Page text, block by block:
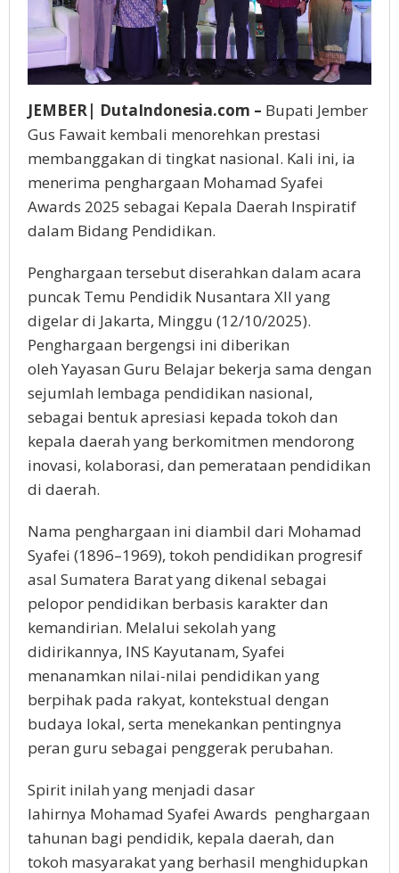
JEMBER| DutaIndonesia.com – Bupati Jember
Gus Fawait kembali menorehkan prestasi
membanggakan di tingkat nasional. Kali ini, ia
menerima penghargaan Mohamad Syafei
Awards 2025 sebagai Kepala Daerah Inspiratif
dalam Bidang Pendidikan.
Penghargaan tersebut diserahkan dalam acara
puncak Temu Pendidik Nusantara XII yang
digelar di Jakarta, Minggu (12/10/2025).
Penghargaan bergengsi ini diberikan
oleh Yayasan Guru Belajar bekerja sama dengan
sejumlah lembaga pendidikan nasional,
sebagai bentuk apresiasi kepada tokoh dan
kepala daerah yang berkomitmen mendorong
inovasi, kolaborasi, dan pemerataan pendidikan
di daerah.
Nama penghargaan ini diambil dari Mohamad
Syafei (1896–1969), tokoh pendidikan progresif
asal Sumatera Barat yang dikenal sebagai
pelopor pendidikan berbasis karakter dan
kemandirian. Melalui sekolah yang
didirikannya, INS Kayutanam, Syafei
menanamkan nilai-nilai pendidikan yang
berpihak pada rakyat, kontekstual dengan
budaya lokal, serta menekankan pentingnya
peran guru sebagai penggerak perubahan.
Spirit inilah yang menjadi dasar
lahirnya Mohamad Syafei Awards penghargaan
tahunan bagi pendidik, kepala daerah, dan
tokoh masyarakat yang berhasil menghidupkan